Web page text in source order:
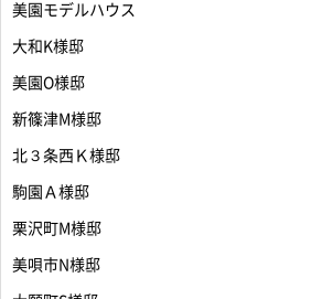
美園モデルハウス
大和K様邸
美園O様邸
新篠津M様邸
北３条西Ｋ様邸
駒園Ａ様邸
栗沢町M様邸
美唄市N様邸